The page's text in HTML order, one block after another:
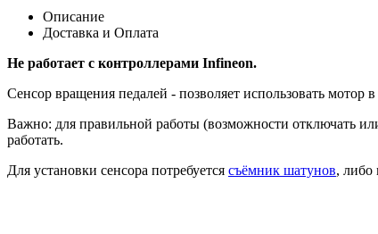
Описание
Доставка и Оплата
Не работает с контроллерами Infineon.
Сенсор вращения педалей - позволяет использовать мотор
Важно: для правильной работы (возможности отключать
работать.
Для установки сенсора потребуется съёмник шатунов, либо